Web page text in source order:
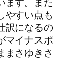
やすい点も
訳になるの
マイナスポ
まさゆきさ